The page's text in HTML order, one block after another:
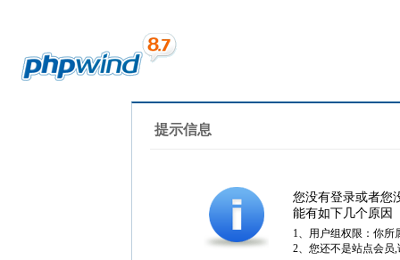
提示信息
您没有登录或者您
能有如下几个原因
1、用户组权限：你所
2、您还不是站点会员